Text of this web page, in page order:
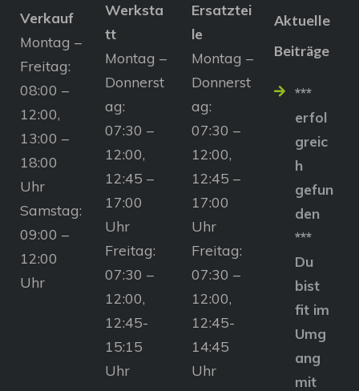
Verkauf
Montag –
Freitag:
08:00 –
12:00,
13:00 –
18:00
Uhr
Samstag:
09:00 –
12:00
Uhr
Werksta
tt
Montag –
Donnerst
ag:
07:30 –
12:00,
12:45 –
17:00
Uhr
Freitag:
07:30 –
12:00,
12:45-
15:15
Uhr
Ersatztei
le
Montag –
Donnerst
ag:
07:30 –
12:00,
12:45 –
17:00
Uhr
Freitag:
07:30 –
12:00,
12:45-
14:45
Uhr
Aktuelle
Beiträge
***
erfol
greic
h
gefun
den
***
Du
bist
fit im
Umg
ang
mit